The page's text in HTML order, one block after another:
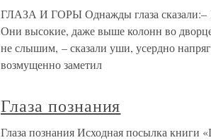
ГЛАЗА И ГОРЫ Однажды глаза сказали:–
Они высокие, даже выше колонн во
не слышим, – сказали уши, усердно
возмущенно заметил
Глаза познания
Глаза познания Исходная посылка книги